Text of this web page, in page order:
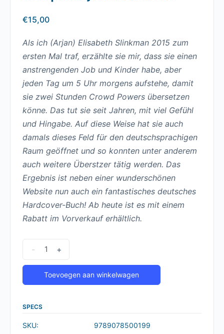
€15,00
Als ich (Arjan) Elisabeth Slinkman 2015 zum
ersten Mal traf, erzählte sie mir, dass sie einen
anstrengenden Job und Kinder habe, aber
jeden Tag um 5 Uhr morgens aufstehe, damit
sie zwei Stunden Crowd Powers übersetzen
könne. Das tut sie seit Jahren, mit viel Gefühl
und Hingabe. Auf diese Weise hat sie auch
damals dieses Feld für den deutschsprachigen
Raum geöffnet und so konnten unter anderem
auch weitere Überstzer tätig werden. Das
Ergebnis ist neben einer wunderschönen
Website nun auch ein fantastisches deutsches
Hardcover-Buch! Ab heute ist es mit einem
Rabatt im Vorverkauf erhältlich.
Ebook:
Crowd
Power
|
auf
und
- +
Toevoegen aan winkelwagen
SPECS
SKU:
9789078500199